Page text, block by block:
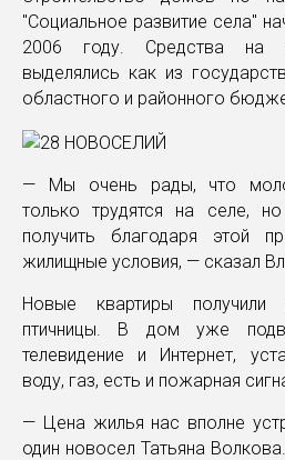
"Социальное развитие села"
2006 году. Средства на
выделялись как из
областного и районного
— Мы очень рады, что
только трудятся на селе,
получить благодаря этой
жилищные условия, — сказал
Новые квартиры получили
птичницы. В дом уже
телевидение и Интернет,
воду, газ, есть и пожарная
— Цена жилья нас вполне
один новосел Татьяна